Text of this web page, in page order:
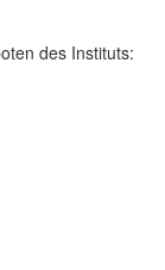
des Instituts: